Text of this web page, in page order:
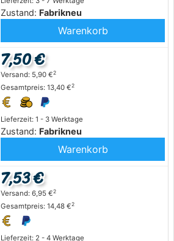
Zustand: Fabrikneu
Warenkorb
Lieferzeit: 1 - 3 Werktage
Zustand: Fabrikneu
7,50 €
Versand: 5,90 €2
Gesamtpreis: 13,40 €2
Warenkorb
Lieferzeit: 2 - 4 Werktage
7,53 €
Versand: 6,95 €2
Gesamtpreis: 14,48 €2